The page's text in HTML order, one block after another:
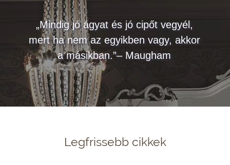
„Mindig jó ágyat és jó cipőt vegyél,
mert ha nem az egyikben vagy, akkor
a másikban.”– Maugham
Legfrissebb cikkek